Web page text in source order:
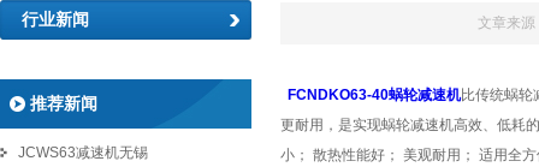
行业新闻
推荐新闻
JCWS63减速机无锡
文章来
FCNDKO63-40蜗轮减速机比传统蜗轮
更耐用，是实现蜗轮减速机高效、低耗
小； 散热性能好； 美观耐用； 适用全